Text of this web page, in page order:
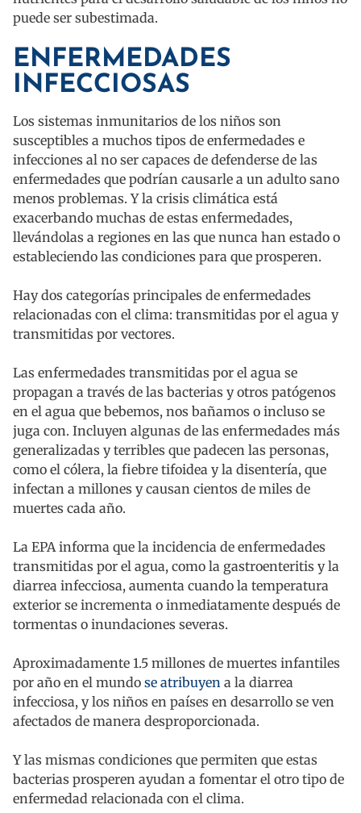
puede ser subestimada.
ENFERMEDADES
INFECCIOSAS
Los sistemas inmunitarios de los niños son
susceptibles a muchos tipos de enfermedades e
infecciones al no ser capaces de defenderse de las
enfermedades que podrían causarle a un adulto sano
menos problemas. Y la crisis climática está
exacerbando muchas de estas enfermedades,
llevándolas a regiones en las que nunca han estado o
estableciendo las condiciones para que prosperen.
Hay dos categorías principales de enfermedades
relacionadas con el clima: transmitidas por el agua y
transmitidas por vectores.
Las enfermedades transmitidas por el agua se
propagan a través de las bacterias y otros patógenos
en el agua que bebemos, nos bañamos o incluso se
juga con. Incluyen algunas de las enfermedades más
generalizadas y terribles que padecen las personas,
como el cólera, la fiebre tifoidea y la disentería, que
infectan a millones y causan cientos de miles de
muertes cada año.
La EPA informa que la incidencia de enfermedades
transmitidas por el agua, como la gastroenteritis y la
diarrea infecciosa, aumenta cuando la temperatura
exterior se incrementa o inmediatamente después de
tormentas o inundaciones severas.
Aproximadamente 1.5 millones de muertes infantiles
por año en el mundo se atribuyen a la diarrea
infecciosa, y los niños en países en desarrollo se ven
afectados de manera desproporcionada.
Y las mismas condiciones que permiten que estas
bacterias prosperen ayudan a fomentar el otro tipo de
enfermedad relacionada con el clima.